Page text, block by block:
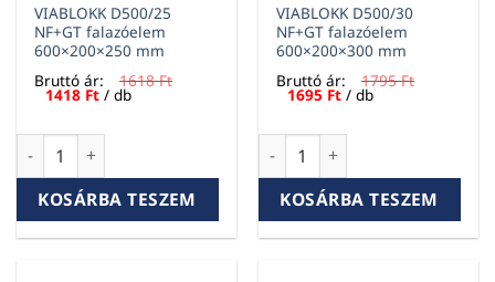
VIABLOKK D500/25
NF+GT falazóelem
600×200×250 mm
Bruttó ár:
1618Ft
Original
price
1618 Ft.
1418 FtCurrent
price
1418 Ft.
/ db
VIABLOKK D500/25 NF+GT falazóelem 600×200×250 mm
KOSÁRBA TESZEM
VIABLOKK D500/30
NF+GT falazóelem
600×200×300 mm
Bruttó ár:
1795Ft
Original
price
1795 Ft.
1695 FtCurrent
price
1695 Ft.
/ db
VIABLOKK D500/30 NF+GT
KOSÁRBA TESZEM